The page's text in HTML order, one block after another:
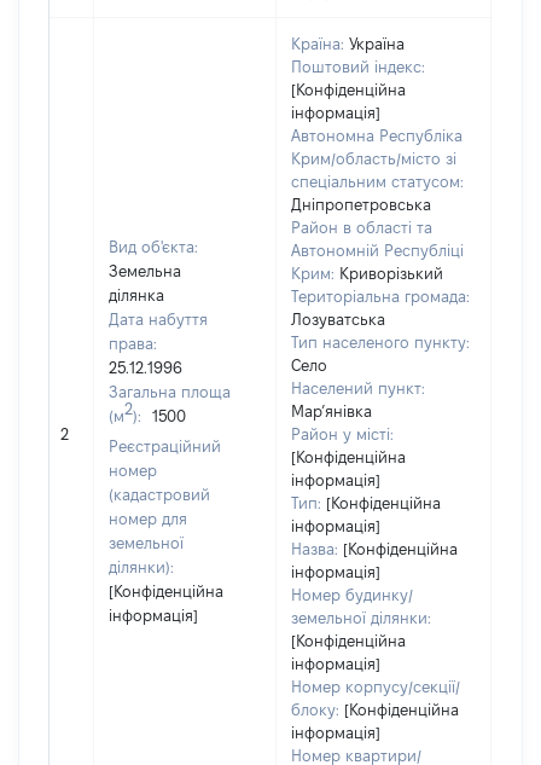
2
Вид об'єкта:
Земельна
ділянка
Дата набуття
права:
25.12.1996
Загальна площа
(м2):
1500
Реєстраційний
номер
(кадастровий
номер для
земельної
ділянки):
[Конфіденційна
інформація]
Країна: Україна
Поштовий індекс:
[Конфіденційна
інформація]
Автономна Республіка
Крим/область/місто зі
спеціальним статусом:
Дніпропетровська
Район в області та
Автономній Республіці
Крим: Криворізький
Територіальна громада:
Лозуватська
Тип населеного пункту:
Село
Населений пункт:
Мар’янівка
Район у місті:
[Конфіденційна
інформація]
Тип: [Конфіденційна
інформація]
Назва: [Конфіденційна
інформація]
Номер будинку/
земельної ділянки:
[Конфіденційна
інформація]
Номер корпусу/секції/
блоку: [Конфіденційна
інформація]
Номер квартири/